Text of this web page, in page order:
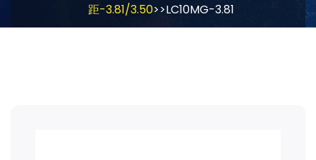
距-3.81/3.50>>LC10MG-3.81